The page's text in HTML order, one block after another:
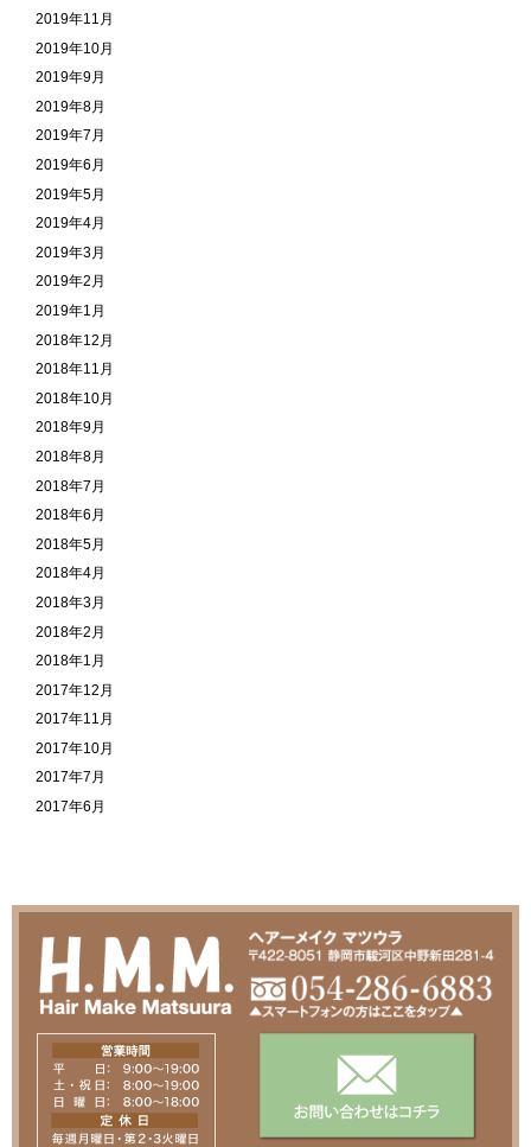
2019年11月
2019年10月
2019年9月
2019年8月
2019年7月
2019年6月
2019年5月
2019年4月
2019年3月
2019年2月
2019年1月
2018年12月
2018年11月
2018年10月
2018年9月
2018年8月
2018年7月
2018年6月
2018年5月
2018年4月
2018年3月
2018年2月
2018年1月
2017年12月
2017年11月
2017年10月
2017年7月
2017年6月